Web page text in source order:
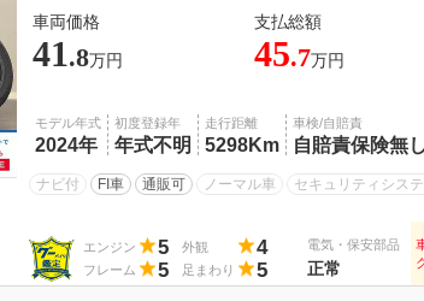
車両価格 支払総額
41.8万円 45.7万円
モデル年式
2024年
初度登録年
年式不明
走行距離
5298Km
車検/自賠責
自賠責保険無し
ナビ付 FI車 通販可 ノーマル車 セキュリティシス
エンジン 5 外観 4
フレーム 5 足まわり 5
電気・保安部品
正常